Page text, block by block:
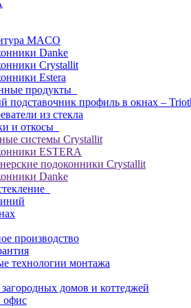
MACO
Danke
Crystallit
Estera
продукты
подставочник профиль в окнах –
из стекла
и откосы
системы Crystallit
ESTERA
подоконники Crystallit
Danke
производство
технологии монтажа
домов и коттеджей